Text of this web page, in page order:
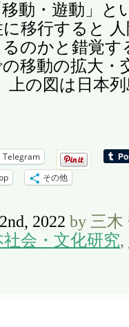
移動・遊動」
移行すると
のかと錯覚す
移動の拡大・
上の図は日本
Telegram
その他
2022 by 三木
社会・文化研究,